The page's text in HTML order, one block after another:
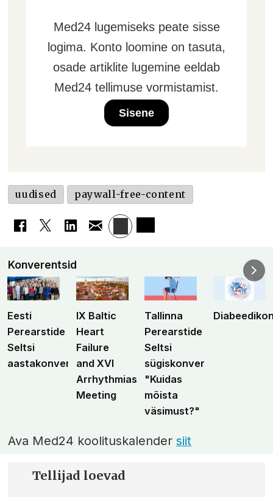
Med24 lugemiseks peate sisse
logima. Konto loomine on tasuta,
osade artiklite lugemine eeldab
Med24 tellimuse vormistamist.
Sisene
uudised paywall-free-content
Konverentsid
Eesti
Perearstide
Seltsi
aastakonverents
IX Baltic
Heart
Failure
and XVI
Arrhythmias
Meeting
Tallinna
Perearstide
Seltsi
sügiskonverents
"Kuidas
mõista
väsimust?"
Ava Med24 koolituskalendersiit
Tellijad loevad